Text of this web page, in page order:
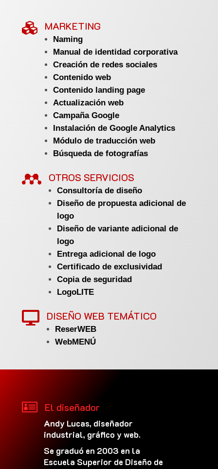
 MARKETING
Naming
Manual de identidad corporativa
Creación de redes sociales
Contenido web
Contenido landing page
Actualización web
Campaña Google
Instalación de Google Analytics
Módulo de traducción web
Búsqueda de fotografías
 OTROS SERVICIOS
Consultoría de diseño
Diseño de propuesta adicional de
logo
Diseño de variante adicional de
logo
Entrega adicional de logo
Certificado de exclusividad
Copia de seguridad
LogoLITE
 DISEÑO WEB TEMÁTICO
ReserWEB
WebMENÚ
 El diseñador
Andy Lucas, diseñador
industrial, gráfico y web.
Se graduó en 2003 en la
Escuela Superior de Diseño de